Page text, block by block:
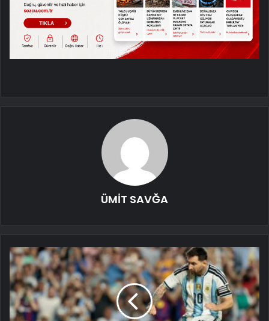
ÜMİT SAVĞA